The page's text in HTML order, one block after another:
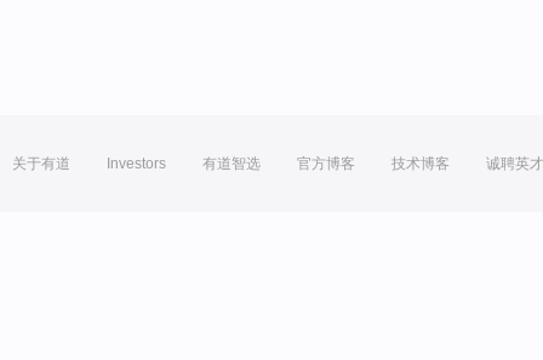
关于有道 Investors 有道智选 官方博客 技术博客 诚聘英才